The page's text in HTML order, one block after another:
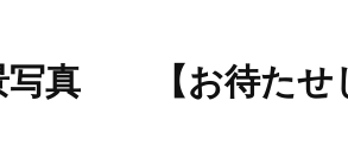
写真 【お待たせ